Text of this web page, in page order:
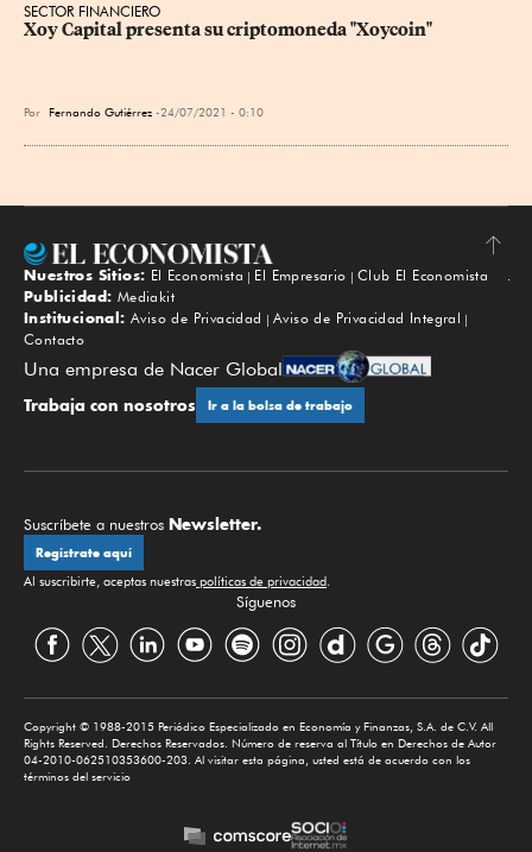
SECTOR FINANCIERO
Xoy Capital presenta su criptomoneda "Xoycoin"
Por Fernando Gutiérrez 24/07/2021 - 0:10
Subir
Nuestros Sitios: El Economista El Empresario
Club El Economista
Publicidad: Mediakit
Institucional: Aviso de Privacidad
Aviso de Privacidad Integral
Contacto
Una empresa de Nacer Global
Trabaja con nosotros Ir a la bolsa de trabajo
Suscríbete a nuestros Newsletter.
Regístrate aquí
Al suscribirte, aceptas nuestras políticas de privacidad.
Síguenos
Copyright © 1988-2015 Periódico Especializado en Economía y Finanzas, S.A. de C.V. All
Rights Reserved. Derechos Reservados. Número de reserva al Título en Derechos de Autor
04-2010-062510353600-203. Al visitar esta página, usted está de acuerdo con los
términos del servicio